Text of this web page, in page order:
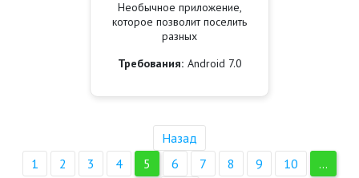
Необычное приложение,
которое позволит поселить
разных
Требования: Android 7.0
Назад
1
2 3 4 5 6 7 8 9 10
...